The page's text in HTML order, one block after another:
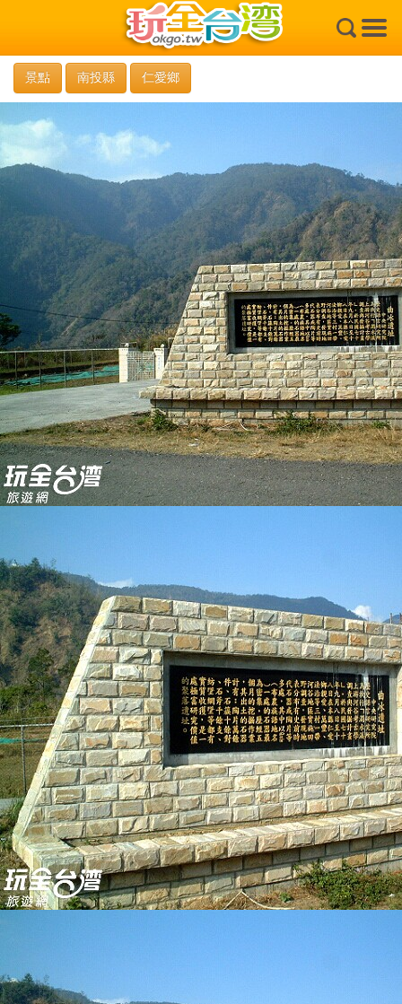
×
景點 南投縣 仁愛鄉